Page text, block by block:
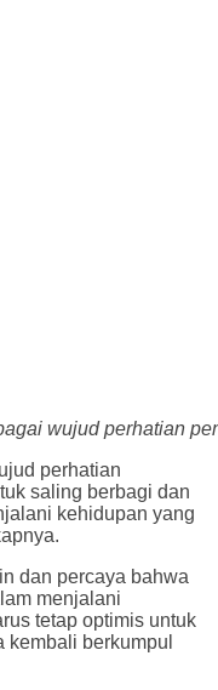
wujud perhatian
perhatian
saling berbagi dan
kehidupan yang
dan percaya bahwa
menjalani
tetap optimis untuk
berkumpul